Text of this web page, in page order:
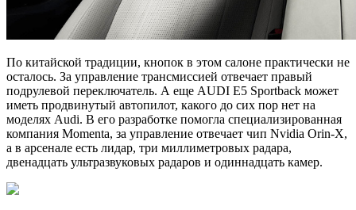
По китайской традиции, кнопок в этом салоне практически не
осталось. За управление трансмиссией отвечает правый
подрулевой переключатель. А еще AUDI E5 Sportback может
иметь продвинутый автопилот, какого до сих пор нет на
моделях Audi. В его разработке помогла специализированная
компания Momenta, за управление отвечает чип Nvidia Orin-X,
а в арсенале есть лидар, три миллиметровых радара,
двенадцать ультразвуковых радаров и одиннадцать камер.